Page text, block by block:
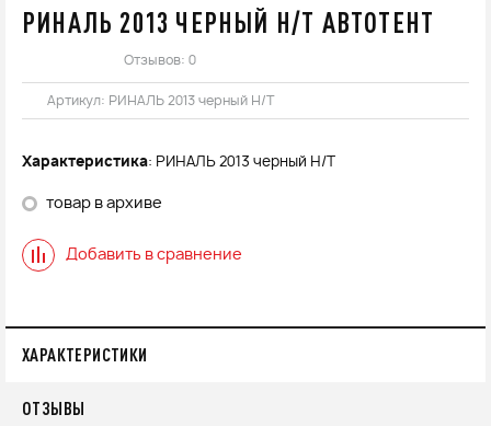
РИНАЛЬ 2013 ЧЕРНЫЙ Н/Т АВТОТЕНТ
Отзывов: 0
Артикул: РИНАЛЬ 2013 черный Н/Т
Характеристика: РИНАЛЬ 2013 черный Н/Т
товар в архиве
Добавить в сравнение
ХАРАКТЕРИСТИКИ
ОТЗЫВЫ